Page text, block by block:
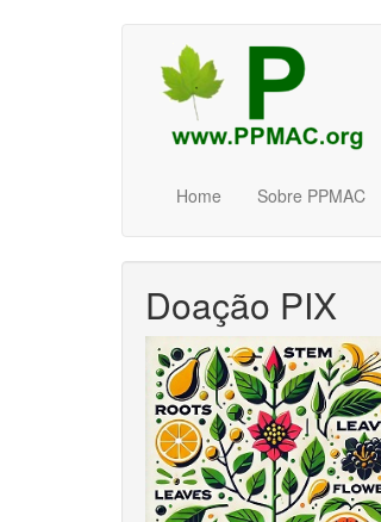
Home Sobre PPMAC
Doação PIX